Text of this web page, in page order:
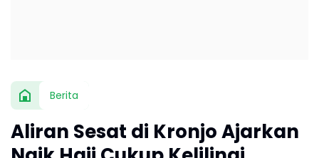
Berita
Aliran Sesat di Kronjo Ajarkan